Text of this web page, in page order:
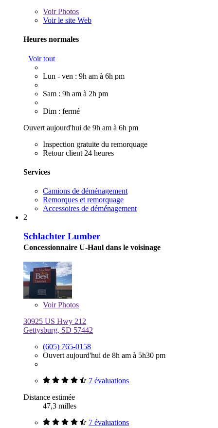
VoirPhotos
Voir le site Web
Heures normales
Voir tout
Lun - ven : 9h am à 6h pm
Sam : 9h am à 2h pm
Dim : fermé
Ouvert aujourd'hui de 9h am à 6h pm
Inspection gratuite du remorquage
Retour client 24 heures
Services
Camions de déménagement
Remorques et remorquage
Accessoires de déménagement
2
Schlachter Lumber
Concessionnaire U-Haul dans le voisinage
VoirPhotos
30925 US Hwy 212
Gettysburg, SD 57442
(605) 765-0158
Ouvert aujourd'hui de 8h am à 5h30 pm
7 évaluations
Distance estimée
47,3 milles
7 évaluations